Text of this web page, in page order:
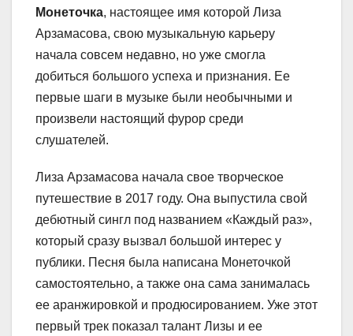
Монеточка, настоящее имя которой Лиза
Арзамасова, свою музыкальную карьеру
начала совсем недавно, но уже смогла
добиться большого успеха и признания. Ее
первые шаги в музыке были необычными и
произвели настоящий фурор среди
слушателей.
Лиза Арзамасова начала свое творческое
путешествие в 2017 году. Она выпустила свой
дебютный сингл под названием «Каждый раз»,
который сразу вызвал большой интерес у
публики. Песня была написана Монеточкой
самостоятельно, а также она сама занималась
ее аранжировкой и продюсированием. Уже этот
первый трек показал талант Лизы и ее